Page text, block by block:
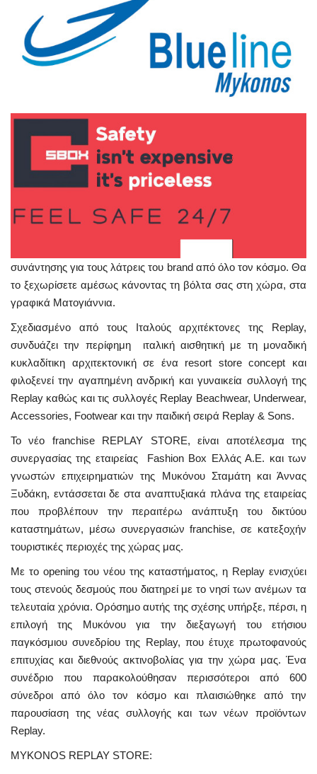
συνάντησης για τους λάτρεις του brand από όλο τον κόσμο. Θα
το ξεχωρίσετε αμέσως κάνοντας τη βόλτα σας στη χώρα, στα
γραφικά Ματογιάννια.
Σχεδιασμένο από τους Ιταλούς αρχιτέκτονες της Replay,
συνδυάζει την περίφημη ιταλική αισθητική με τη μοναδική
κυκλαδίτικη αρχιτεκτονική σε ένα resort store concept και
φιλοξενεί την αγαπημένη ανδρική και γυναικεία συλλογή της
Replay καθώς και τις συλλογές Replay Beachwear, Underwear,
Accessories, Footwear και την παιδική σειρά Replay & Sons.
Το νέο franchise REPLAY STORE, είναι αποτέλεσμα της
συνεργασίας της εταιρείας Fashion Box Ελλάς Α.Ε. και των
γνωστών επιχειρηματιών της Μυκόνου Σταμάτη και Άννας
Ξυδάκη, εντάσσεται δε στα αναπτυξιακά πλάνα της εταιρείας
που προβλέπουν την περαιτέρω ανάπτυξη του δικτύου
καταστημάτων, μέσω συνεργασιών franchise, σε κατεξοχήν
τουριστικές περιοχές της χώρας μας.
Με το opening του νέου της καταστήματος, η Replay ενισχύει
τους στενούς δεσμούς που διατηρεί με το νησί των ανέμων τα
τελευταία χρόνια. Ορόσημο αυτής της σχέσης υπήρξε, πέρσι, η
επιλογή της Μυκόνου για την διεξαγωγή του ετήσιου
παγκόσμιου συνεδρίου της Replay, που έτυχε πρωτοφανούς
επιτυχίας και διεθνούς ακτινοβολίας για την χώρα μας. Ένα
συνέδριο που παρακολούθησαν περισσότεροι από 600
σύνεδροι από όλο τον κόσμο και πλαισιώθηκε από την
παρουσίαση της νέας συλλογής και των νέων προϊόντων
Replay.
MYKONOS REPLAY STORE: